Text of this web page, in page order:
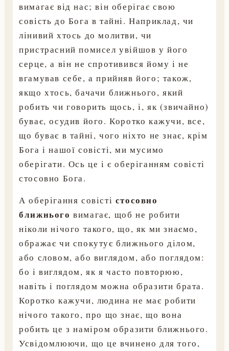
вимагає від нас; він оберігає свою
совість до Бога в тайні. Наприклад, чи
лінивий хтось до молитви, чи
пристрасний помисел увійшов у його
серце, а він не спротивився йому і не
вгамував себе, а прийняв його; також,
якщо хтось, бачачи ближнього, який
робить чи говорить щось, і, як (звичайно)
буває, осудив його. Коротко кажучи, все,
що буває в тайні, чого ніхто не знає, крім
Бога і нашої совісті, ми мусимо
оберігати. Ось це і є оберіганням совісті
стосовно Бога.
А оберігання совісті стосовно
ближнього вимагає, щоб не робити
ніколи нічого такого, що, як ми знаємо,
ображає чи спокутує ближнього ділом,
або словом, або виглядом, або поглядом:
бо і виглядом, як я часто повторюю,
навіть і поглядом можна образити брата.
Коротко кажучи, людина не має робити
нічого такого, про що знає, що вона
робить це з наміром образити ближнього.
Усвідомлюючи, що це вчинено для того,